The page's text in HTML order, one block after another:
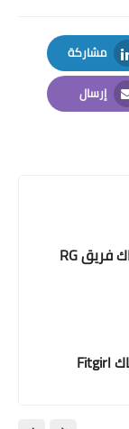
مشاركة
LinkedIn
إرسال
Email
تحميل لعبة BattleBlock Theater ريباك فريق RG